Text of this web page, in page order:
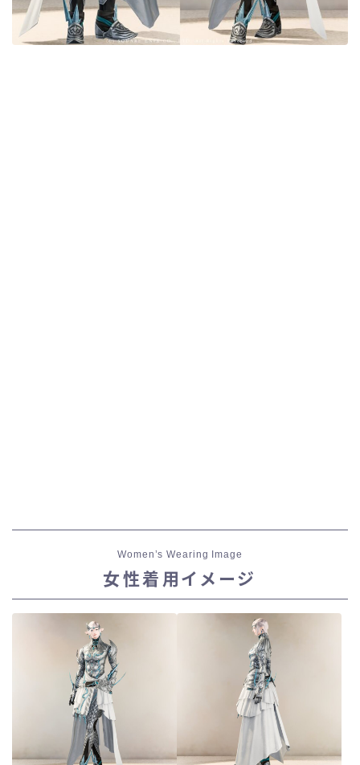
頭装備ギミックあり
ローライズ
ミニスカート
ロングスカート
インナーパンツ付きスカート
ショートパンツ
Women’s Wearing Image
女性着用イメージ